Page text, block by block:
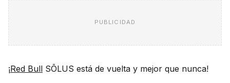
PUBLICIDAD
¡Red Bull SŌLUS está de vuelta y mejor que nunca!